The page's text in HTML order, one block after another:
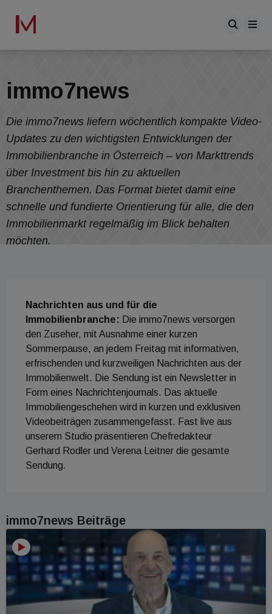
immo7news
Die immo7news liefern wöchentlich kompakte Video-
Updates zu den wichtigsten Entwicklungen der
Immobilienbranche in Österreich – von Markttrends
über Investment bis hin zu aktuellen
Branchenthemen. Das Format bietet damit eine
schnelle und fundierte Orientierung für alle, die den
Immobilienmarkt regelmäßig im Blick behalten
möchten.
Nachrichten aus und für die
Immobilienbranche: Die immo7news versorgen
den Zuseher, mit Ausnahme einer kurzen
Sommerpause, an jedem Freitag mit informativen,
erfrischenden und kurzweiligen Nachrichten aus der
Immobilienwelt. Die Sendung ist ein Newsletter in
Form eines Nachrichtenjournals. Das aktuelle
Immobiliengeschehen wird in kurzen und exklusiven
Videobeiträgen zusammengefasst. Fast live aus
unserem Studio präsentieren Chefredakteur
Gerhard Rodler und Verena Leitner die gesamte
Sendung.
immo7news Beiträge